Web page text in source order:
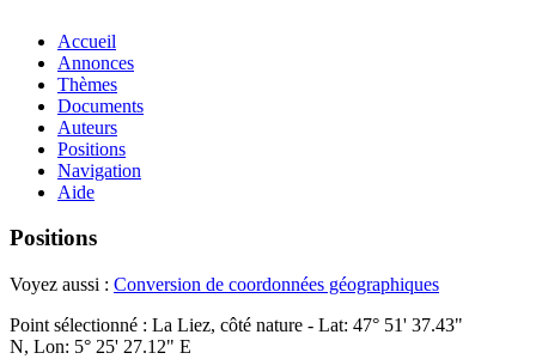
Accueil
Annonces
Thèmes
Documents
Auteurs
Positions
Navigation
Aide
Positions
Voyez aussi : Conversion de coordonnées géographiques
Point sélectionné : La Liez, côté nature - Lat: 47° 51' 37.43"
N, Lon: 5° 25' 27.12" E